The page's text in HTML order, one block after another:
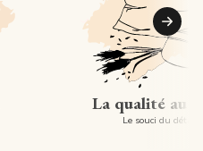
La qualité au
Le souci du détail